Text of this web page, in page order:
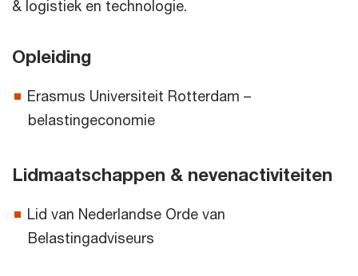
& logistiek en technologie.
Opleiding
Erasmus Universiteit Rotterdam –
belastingeconomie
Lidmaatschappen & nevenactiviteiten
Lid van Nederlandse Orde van
Belastingadviseurs